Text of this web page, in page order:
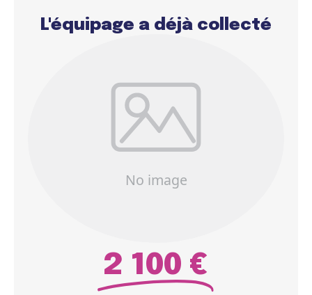
L'équipage a déjà collecté
2 100 €